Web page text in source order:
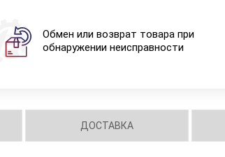
Обмен или возврат товара при
обнаружении неисправности
ДОСТАВКА